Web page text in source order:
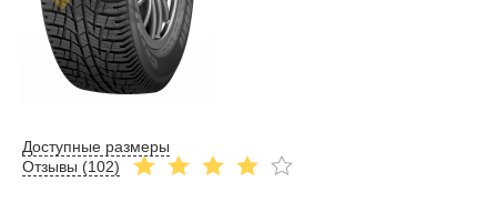
Доступные размеры
Отзывы (102)